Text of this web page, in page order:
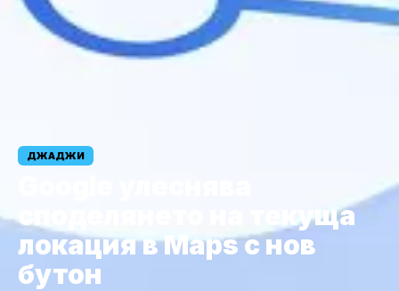
ДЖАДЖИ
споделянето на текуща
локация в Maps с нов
бутон